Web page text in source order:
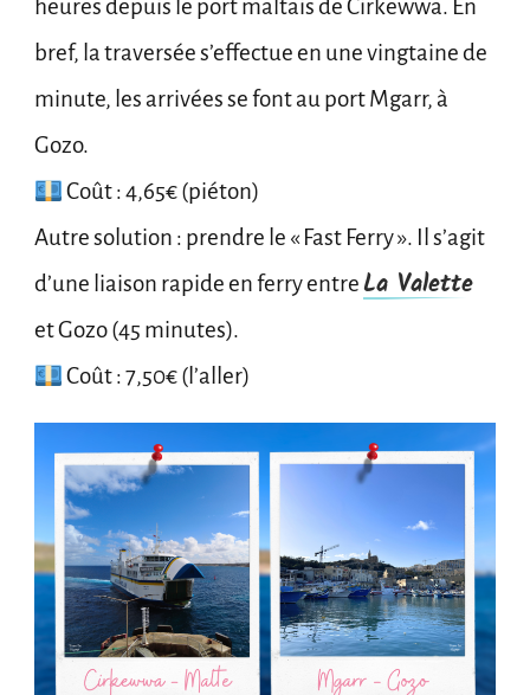
heures depuis le port maltais de Cirkewwa. En
bref, la traversée s’effectue en une vingtaine de
minute, les arrivées se font au port Mgarr, à
Gozo.
Coût : 4,65€ (piéton)
Autre solution : prendre le « Fast Ferry ». Il s’agit
d’une liaison rapide en ferry entreLa Valette
et Gozo (45 minutes).
Coût : 7,50€ (l’aller)